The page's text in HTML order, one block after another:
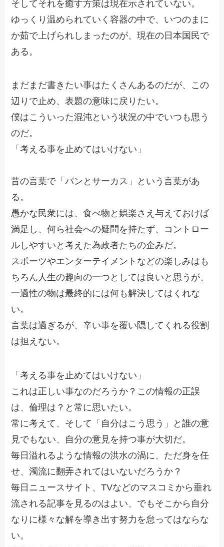
そしてそれを癒す方策は現在示されていない。
ゆっくり温められていく容器の中で、いつのまに
か茹で上げられしまったのが、現在の日本国民で
ある。
まだまだ書きたい事はたくさんあるのだが、この
辺りで止め、表題の意味に戻りたい。
僕はこういった混沌という状況の中でいつも思う
のだ。
「考える事を止めてはいけない」
昔の言葉で「パンとサーカス」という言葉があ
る。
愚かな民衆には、食べ物と娯楽さえ与えておけば
満足し、何ら社会への疑問を持たず、コントロー
ルしやすいと考えた為政者たちの企みだ。
スポーツやエンターテイメントなどの楽しみはも
ちろん人生の趣向の一つとしては良いと思うが、
一過性の物は最終的には何も解決してはくれな
い。
言葉は過ぎるが、辛い事を覆い隠してくれる役割
は担えない。
「考える事を止めてはいけない」
これは正しい事なのだろうか？この情報の正誤
は、倫理は？と常に思いたい。
常に考えて、そして「自分はこう思う」と誰の意
見でもない、自分の意見を持つ事が大切だ。
毎日溢れるような情報の洪水の渦に、ただ身を任
せ、濁流に翻弄されてはいないだろうか？
毎日ニュースサイト、TVなどのマスコミから垂れ
流される記事を見るのはよい、でもそこから自分
なりに様々な解を導き出す努力を怠ってはならな
い。